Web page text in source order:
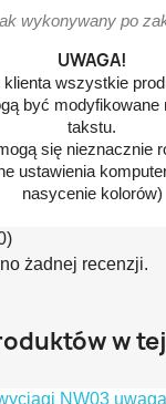
wykonywany po
UWAGA!
wszystkie
być modyfikowane
takstu.
się nieznacznie
ustawienia
nasycenie kolorów)
żadnej recenzji.
w